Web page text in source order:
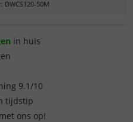
: DWCS120-50M
in huis
9.1/10
tijdstip
met ons op!